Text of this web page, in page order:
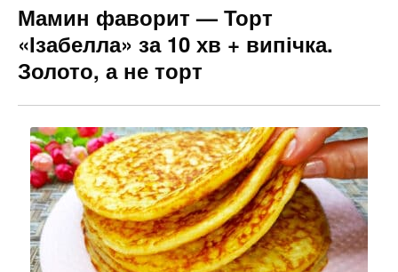
Мамин фаворит — Торт
«Ізабелла» за 10 хв + випічка.
Золото, а не торт